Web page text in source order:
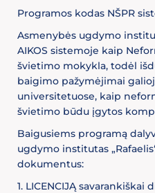
Programos kodas NŠPR
Asmenybės ugdymo
AIKOS sistemoje kaip
švietimo mokykla, todėl
baigimo pažymėjimai
universitetuose, kaip
švietimo būdu įgytos
Baigusiems programą
ugdymo institutas
dokumentus:
1. LICENCIJĄ